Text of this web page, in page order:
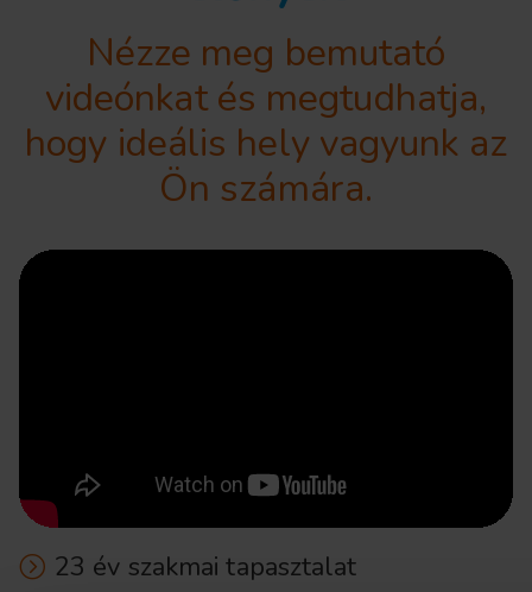
Nézze meg bemutató
videónkat és megtudhatja,
hogy ideális hely vagyunk az
Ön számára.
23 év szakmai tapasztalat